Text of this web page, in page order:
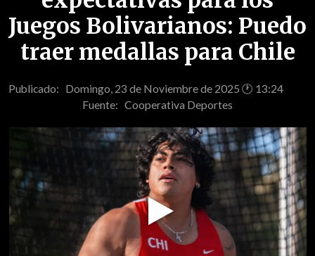
Juegos Bolivarianos: Puedo
traer medallas para Chile
Publicado: Domingo, 23 de Noviembre de 2025 🕐 13:24
Fuente: Cooperativa Deportes
Play
Video